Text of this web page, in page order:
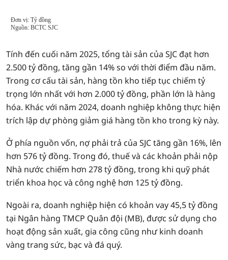
Tính đến cuối năm 2025, tổng tài sản của SJC đạt hơn
2.500 tỷ đồng, tăng gần 14% so với thời điểm đầu năm.
Trong cơ cấu tài sản, hàng tồn kho tiếp tục chiếm tỷ
trọng lớn nhất với hơn 2.000 tỷ đồng, phần lớn là hàng
hóa. Khác với năm 2024, doanh nghiệp không thực hiện
trích lập dự phòng giảm giá hàng tồn kho trong kỳ này.
Ở phía nguồn vốn, nợ phải trả của SJC tăng gần 16%, lên
hơn 576 tỷ đồng. Trong đó, thuế và các khoản phải nộp
Nhà nước chiếm hơn 278 tỷ đồng, trong khi quỹ phát
triển khoa học và công nghệ hơn 125 tỷ đồng.
Ngoài ra, doanh nghiệp hiện có khoản vay 45,5 tỷ đồng
tại Ngân hàng TMCP Quân đội (MB), được sử dụng cho
hoạt động sản xuất, gia công cũng như kinh doanh
vàng trang sức, bạc và đá quý.